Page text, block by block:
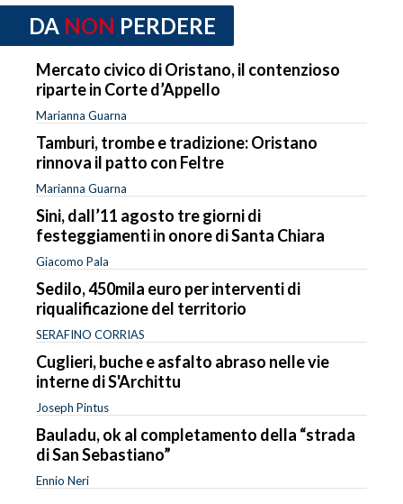
DA NON PERDERE
Mercato civico di Oristano, il contenzioso
riparte in Corte d’Appello
Marianna Guarna
Tamburi, trombe e tradizione: Oristano
rinnova il patto con Feltre
Marianna Guarna
Sini, dall’11 agosto tre giorni di
festeggiamenti in onore di Santa Chiara
Giacomo Pala
Sedilo, 450mila euro per interventi di
riqualificazione del territorio
SERAFINO CORRIAS
Cuglieri, buche e asfalto abraso nelle vie
interne di S'Archittu
Joseph Pintus
Bauladu, ok al completamento della “strada
di San Sebastiano”
Ennio Neri